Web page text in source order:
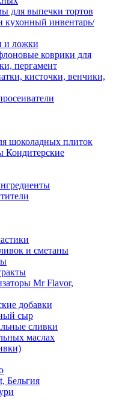
для выпечки тортов
кухонный инвентарь/
и ложки
коврики для
пергамент
кисточки, венчики,
шоколадных плиток
Кондитерские
и сметаны
Mr Flavor,
добавки
сыр
сливки
маслах
Бельгия